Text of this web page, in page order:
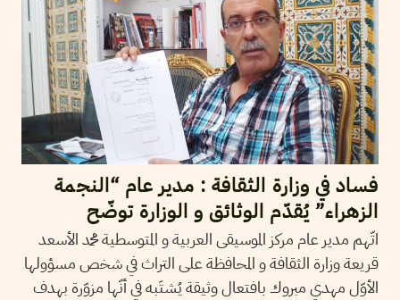
فساد في وزارة الثقافة : مدير عام “النجمة
الزهراء” يُقدّم الوثائق و الوزارة توضّح
اتّهم مدير عام مركز الموسيقى العربية و المتوسطية محمد الأسعد
قريعة وزارة الثقافة و المحافظة على التراث في شخص مسؤولها
الأوّل مهدي مبروك بافتعال وثيقة يُشتَبه في أنّها مزوّرة بهدف